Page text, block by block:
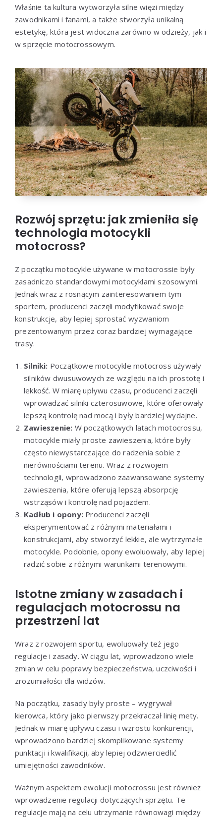
Właśnie ta kultura wytworzyła silne więzi między
zawodnikami i fanami, a także stworzyła unikalną
estetykę, która jest widoczna zarówno w odzieży, jak i
w sprzęcie motocrossowym.
Rozwój sprzętu: jak zmieniła się
technologia motocykli
motocross?
Z początku motocykle używane w motocrossie były
zasadniczo standardowymi motocyklami szosowymi.
Jednak wraz z rosnącym zainteresowaniem tym
sportem, producenci zaczęli modyfikować swoje
konstrukcje, aby lepiej sprostać wyzwaniom
prezentowanym przez coraz bardziej wymagające
trasy.
Silniki: Początkowe motocykle motocross używały
silników dwusuwowych ze względu na ich prostotę i
lekkość. W miarę upływu czasu, producenci zaczęli
wprowadzać silniki czterosuwowe, które oferowały
lepszą kontrolę nad mocą i były bardziej wydajne.
Zawieszenie: W początkowych latach motocrossu,
motocykle miały proste zawieszenia, które były
często niewystarczające do radzenia sobie z
nierównościami terenu. Wraz z rozwojem
technologii, wprowadzono zaawansowane systemy
zawieszenia, które oferują lepszą absorpcję
wstrząsów i kontrolę nad pojazdem.
Kadłub i opony: Producenci zaczęli
eksperymentować z różnymi materiałami i
konstrukcjami, aby stworzyć lekkie, ale wytrzymałe
motocykle. Podobnie, opony ewoluowały, aby lepiej
radzić sobie z różnymi warunkami terenowymi.
Istotne zmiany w zasadach i
regulacjach motocrossu na
przestrzeni lat
Wraz z rozwojem sportu, ewoluowały też jego
regulacje i zasady. W ciągu lat, wprowadzono wiele
zmian w celu poprawy bezpieczeństwa, uczciwości i
zrozumiałości dla widzów.
Na początku, zasady były proste – wygrywał
kierowca, który jako pierwszy przekraczał linię mety.
Jednak w miarę upływu czasu i wzrostu konkurencji,
wprowadzono bardziej skomplikowane systemy
punktacji i kwalifikacji, aby lepiej odzwierciedlić
umiejętności zawodników.
Ważnym aspektem ewolucji motocrossu jest również
wprowadzenie regulacji dotyczących sprzętu. Te
regulacje mają na celu utrzymanie równowagi między